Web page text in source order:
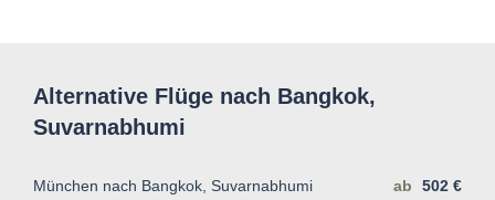
Alternative Flüge nach Bangkok,
Suvarnabhumi
München nach Bangkok, Suvarnabhumi ab 502 €